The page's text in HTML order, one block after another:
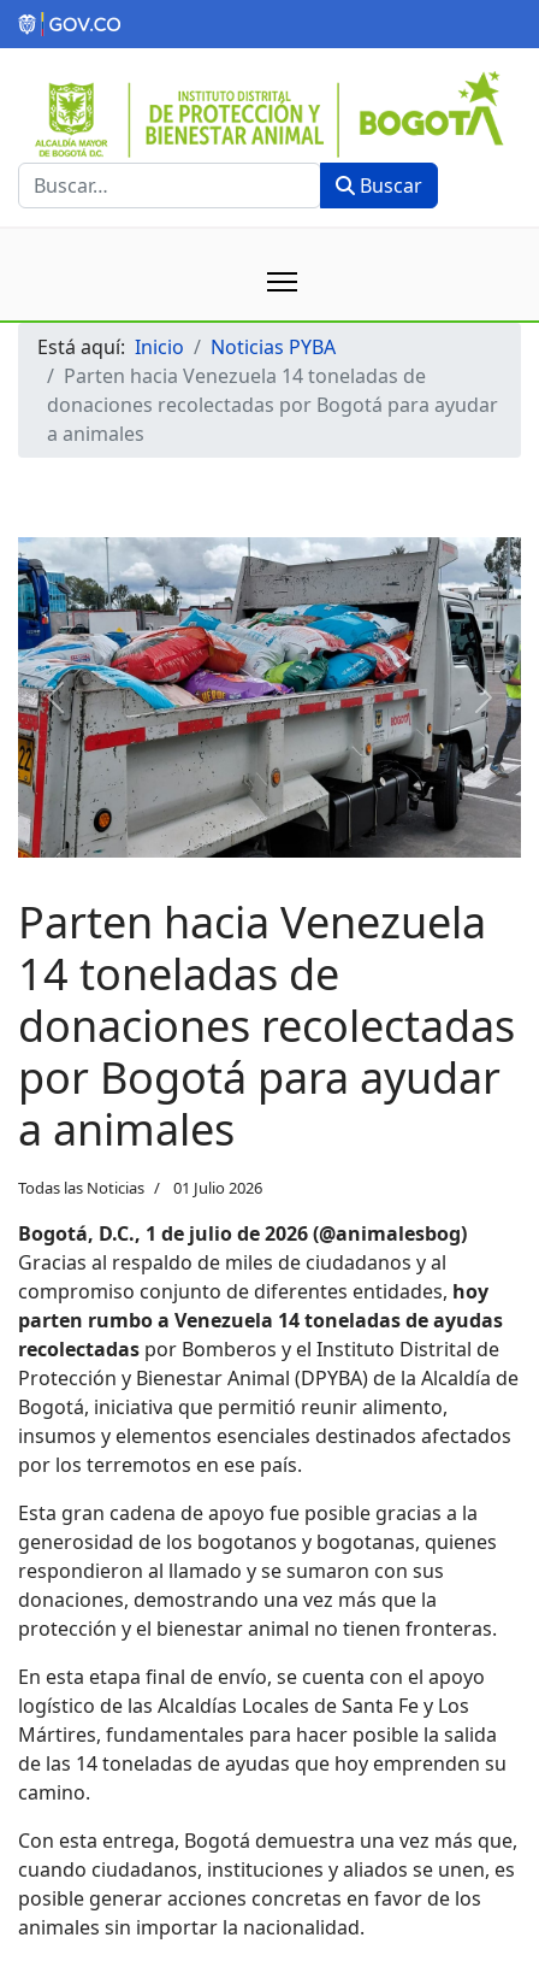
Buscar Buscar
Está aquí: Inicio
Noticias PYBA
Parten hacia Venezuela 14 toneladas de
donaciones recolectadas por Bogotá para ayudar
a animales
Previous Next
Parten hacia Venezuela
14 toneladas de
donaciones recolectadas
por Bogotá para ayudar
a animales
Todas las Noticias 01 Julio 2026
Bogotá, D.C., 1 de julio de 2026 (@animalesbog)
Gracias al respaldo de miles de ciudadanos y al
compromiso conjunto de diferentes entidades, hoy
parten rumbo a Venezuela 14 toneladas de ayudas
recolectadas por Bomberos y el Instituto Distrital de
Protección y Bienestar Animal (DPYBA) de la Alcaldía de
Bogotá, iniciativa que permitió reunir alimento,
insumos y elementos esenciales destinados afectados
por los terremotos en ese país.
Esta gran cadena de apoyo fue posible gracias a la
generosidad de los bogotanos y bogotanas, quienes
respondieron al llamado y se sumaron con sus
donaciones, demostrando una vez más que la
protección y el bienestar animal no tienen fronteras.
En esta etapa final de envío, se cuenta con el apoyo
logístico de las Alcaldías Locales de Santa Fe y Los
Mártires, fundamentales para hacer posible la salida
de las 14 toneladas de ayudas que hoy emprenden su
camino.
Con esta entrega, Bogotá demuestra una vez más que,
cuando ciudadanos, instituciones y aliados se unen, es
posible generar acciones concretas en favor de los
animales sin importar la nacionalidad.